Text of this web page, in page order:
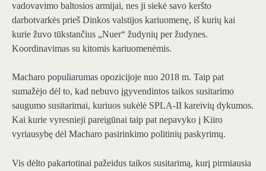
vadovavimo baltosios armijai, nes ji siekė savo keršto
darbotvarkės prieš Dinkos valstijos kariuomenę, iš kurių kai
kurie žuvo tūkstančius „Nuer“ žudynių per žudynes.
Koordinavimas su kitomis kariuomenėmis.
Macharo populiarumas opozicijoje nuo 2018 m. Taip pat
sumažėjo dėl to, kad nebuvo įgyvendintos taikos susitarimo
saugumo susitarimai, kuriuos sukėlė SPLA-II kareivių dykumos.
Kai kurie vyresnieji pareigūnai taip pat nepavyko į Kiiro
vyriausybę dėl Macharo pasirinkimo politinių paskyrimų.
Vis dėlto pakartotinai pažeidus taikos susitarimą, kurį pirmiausia